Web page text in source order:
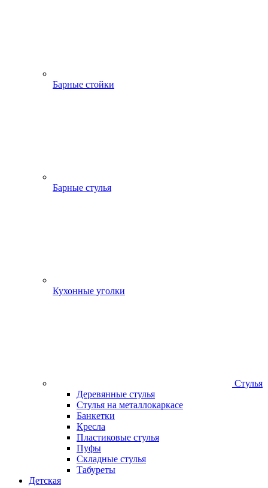
Барные стойки
Барные стулья
Кухонные уголки
Стулья
Деревянные стулья
Стулья на металлокаркасе
Банкетки
Кресла
Пластиковые стулья
Пуфы
Складные стулья
Табуреты
Детская